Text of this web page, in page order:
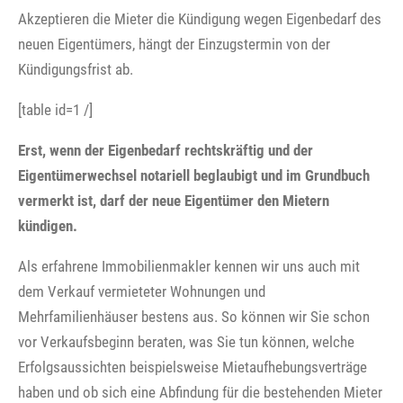
Akzeptieren die Mieter die Kündigung wegen Eigenbedarf des
neuen Eigentümers, hängt der Einzugstermin von der
Kündigungsfrist ab.
[table id=1 /]
Erst, wenn der Eigenbedarf rechtskräftig und der
Eigentümerwechsel notariell beglaubigt und im Grundbuch
vermerkt ist, darf der neue Eigentümer den Mietern
kündigen.
Als erfahrene Immobilienmakler kennen wir uns auch mit
dem Verkauf vermieteter Wohnungen und
Mehrfamilienhäuser bestens aus. So können wir Sie schon
vor Verkaufsbeginn beraten, was Sie tun können, welche
Erfolgsaussichten beispielsweise Mietaufhebungsverträge
haben und ob sich eine Abfindung für die bestehenden Mieter